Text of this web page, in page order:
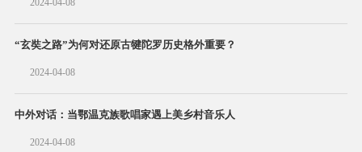
2024-04-08
“玄奘之路”为何对还原古犍陀罗历史格外重要？
2024-04-08
中外对话：当鄂温克族歌唱家遇上美乡村音乐人
2024-04-08